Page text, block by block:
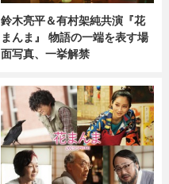
鈴木亮平＆有村架純共演『花
まんま』 物語の一端を表す場
面写真、一挙解禁